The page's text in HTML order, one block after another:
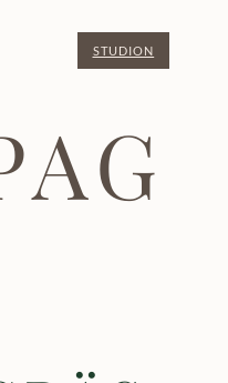
STUDION